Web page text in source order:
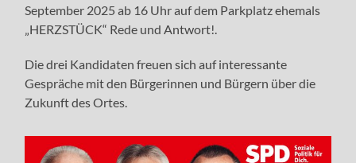
September 2025 ab 16 Uhr auf dem Parkplatz ehemals
„HERZSTÜCK“ Rede und Antwort!.
Die drei Kandidaten freuen sich auf interessante
Gespräche mit den Bürgerinnen und Bürgern über die
Zukunft des Ortes.